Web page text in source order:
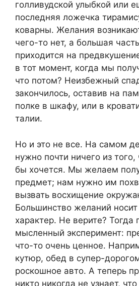
голливудской улыбкой или
последняя ложечка
коварны. Желания
чего-то нет, а большая
приходится на
в тот момент, когда мы
что потом? Неизбежный
закончилось, оставив на
полке в шкафу, или в
талии.
Но и это не все. На самом
нужно почти ничего из
бы хочется. Мы желаем
предмет; нам нужно им
вызвать восхищение
Большинство желаний носит
характер. Не верите? Тогда
мысленный эксперимент:
что-то очень ценное.
кутюр, обед в супер-
роскошное авто. А теперь
никто никогда не узнает,